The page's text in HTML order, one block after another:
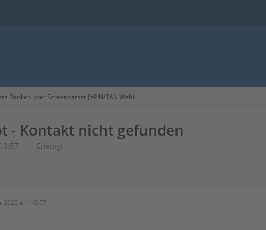
Banken über Screenparser (=PIN/TAN Web)
- Kontakt nicht gefunden
Erledigt
2025 um 10:57